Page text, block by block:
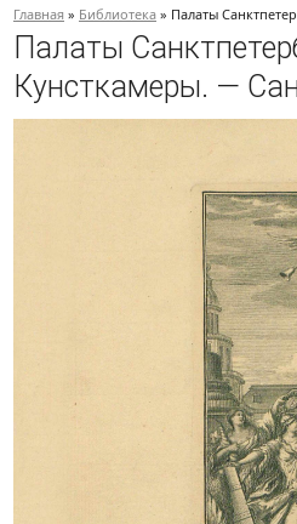
Главная » Библиотека » Палаты
Палаты
Кунсткамеры. —